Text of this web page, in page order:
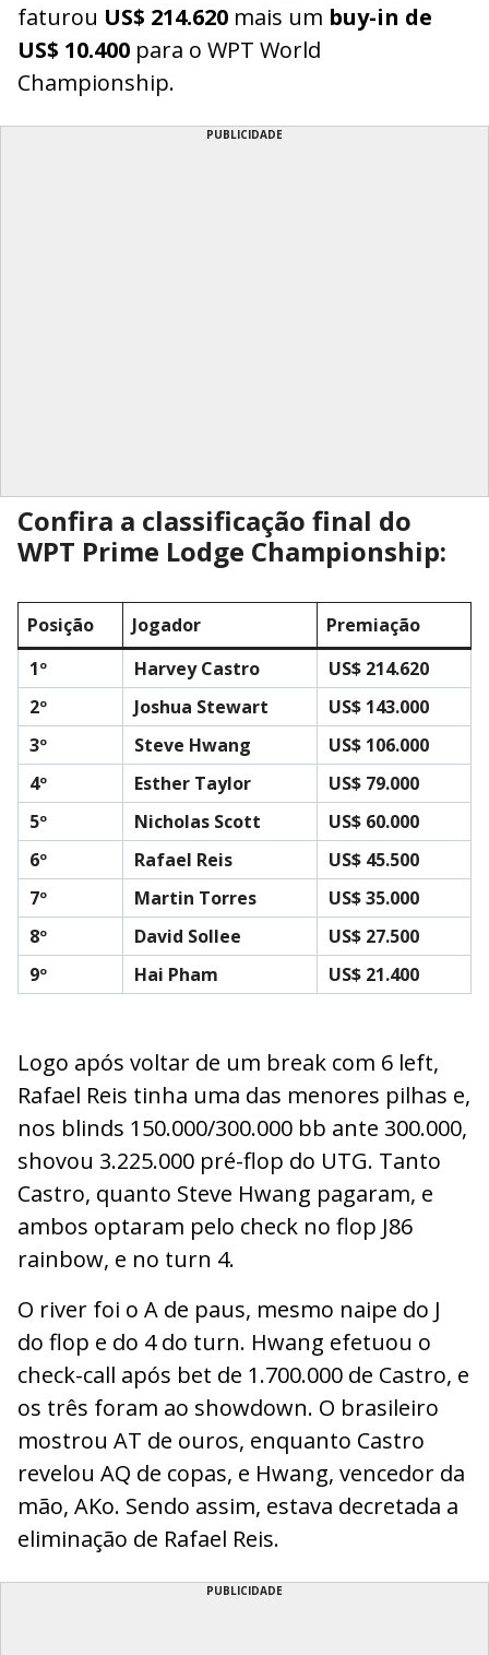
faturou US$ 214.620 mais um buy-in de
US$ 10.400 para o WPT World
Championship.
PUBLICIDADE
Confira a classificação final do
WPT Prime Lodge Championship:
Posição Jogador
Premiação
1º
Harvey Castro
US$ 214.620
2º
Joshua Stewart
US$ 143.000
3º
Steve Hwang
US$ 106.000
4º
Esther Taylor
US$ 79.000
5º
Nicholas Scott
US$ 60.000
6º
Rafael Reis
US$ 45.500
7º
Martin Torres
US$ 35.000
8º
David Sollee
US$ 27.500
9º
Hai Pham US$ 21.400
Logo após voltar de um break com 6 left,
Rafael Reis tinha uma das menores pilhas e,
nos blinds 150.000/300.000 bb ante 300.000,
shovou 3.225.000 pré-flop do UTG. Tanto
Castro, quanto Steve Hwang pagaram, e
ambos optaram pelo check no flop J86
rainbow, e no turn 4.
O river foi o A de paus, mesmo naipe do J
do flop e do 4 do turn. Hwang efetuou o
check-call após bet de 1.700.000 de Castro, e
os três foram ao showdown. O brasileiro
mostrou AT de ouros, enquanto Castro
revelou AQ de copas, e Hwang, vencedor da
mão, AKo. Sendo assim, estava decretada a
eliminação de Rafael Reis.
PUBLICIDADE